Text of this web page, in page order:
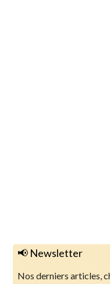
📢 Newsletter
Nos derniers articles,